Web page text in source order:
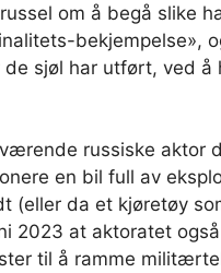
om å begå slike
bekjempelse»,
sjøl har utført, ved å
russiske aktor
en bil full av
(eller da et kjøretøy
2023 at aktoratet
til å ramme